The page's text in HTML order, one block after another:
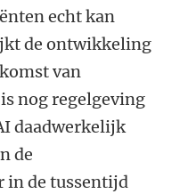
echt kan
de ontwikkeling
van
nog regelgeving
daadwerkelijk
de
in de tussentijd